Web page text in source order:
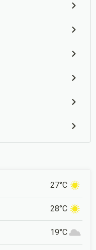
27°C
28°C
19°C